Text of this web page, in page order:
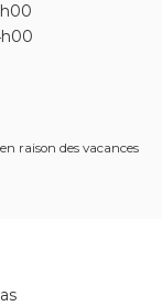
raison des vacances